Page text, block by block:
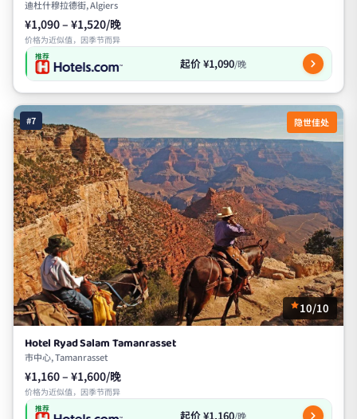
迪杜什穆拉德街, Algiers
¥1,090 – ¥1,520/晚
价格为近似值，因季节而异
推荐 起价 ¥1,090/晚
#7 隐世佳处
10/10
Hotel Ryad Salam Tamanrasset
市中心, Tamanrasset
¥1,160 – ¥1,600/晚
价格为近似值，因季节而异
推荐 起价 ¥1,160/晚